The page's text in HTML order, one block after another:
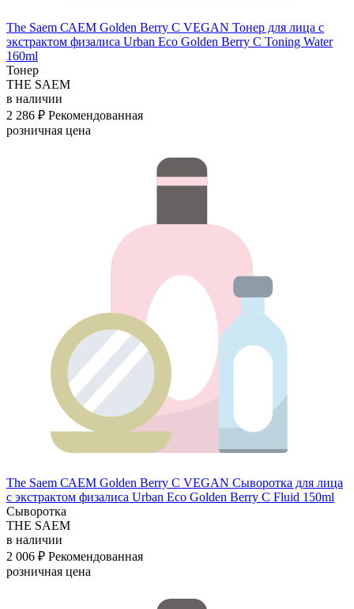
The Saem САЕМ Golden Berry C VEGAN Тонер для лица с
экстрактом физалиса Urban Eco Golden Berry C Toning Water
160ml
Тонер
THE SAEM
в наличии
2 286 ₽ Рекомендованная
розничная цена
The Saem САЕМ Golden Berry C VEGAN Сыворотка для лица
с экстрактом физалиса Urban Eco Golden Berry C Fluid 150ml
Сыворотка
THE SAEM
в наличии
2 006 ₽ Рекомендованная
розничная цена